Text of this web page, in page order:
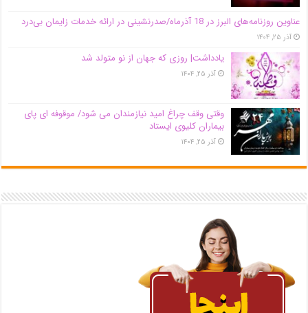
عناوین روزنامه‌های البرز در ‌18 آذرماه/صدرنشینی در ارائه خدمات زایمان بی‌درد
آذر ۲۵, ۱۴۰۴
یادداشت| روزی که جهان از نو متولد شد
آذر ۲۵, ۱۴۰۴
وقتی وقف چراغ امید نیازمندان می شود/ موقوفه ای پای
بیماران کلیوی ایستاد
آذر ۲۵, ۱۴۰۴